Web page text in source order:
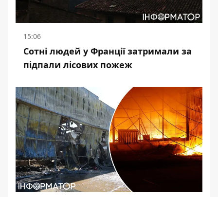
15:06
Сотні людей у Франції затримали за
підпали лісових пожеж